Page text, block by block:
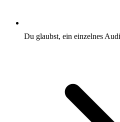
Du glaubst, ein einzelnes